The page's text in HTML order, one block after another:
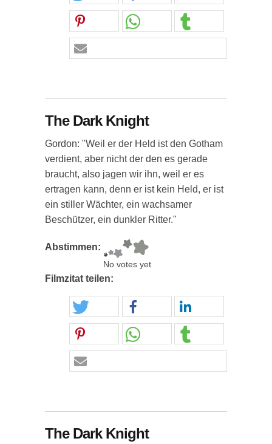
The Dark Knight
Gordon: "Weil er der Held ist den Gotham
verdient, aber nicht der den es gerade
braucht, also jagen wir ihn, weil er es
ertragen kann, denn er ist kein Held, er ist
ein stiller Wächter, ein wachsamer
Beschützer, ein dunkler Ritter."
Abstimmen:
No votes yet
Filmzitat teilen:
The Dark Knight